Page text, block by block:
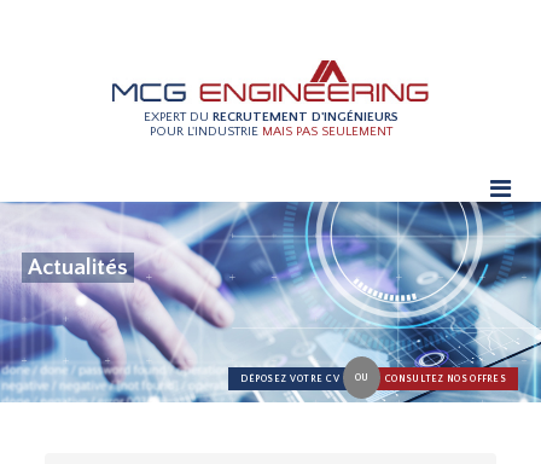
EXPERT DU RECRUTEMENT D'INGÉNIEURS
POUR L'INDUSTRIE MAIS PAS SEULEMENT
Actualités
DÉPOSEZ VOTRE CV OU CONSULTEZ NOS OFFRES